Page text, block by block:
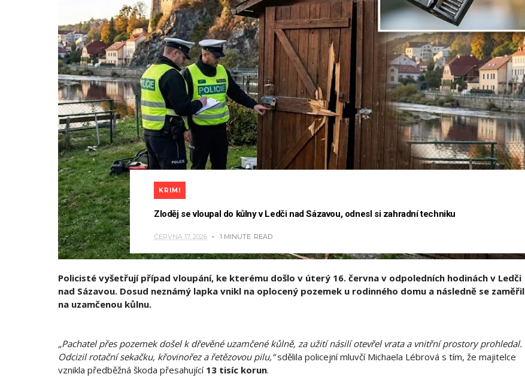
KRIMI
Zloděj se vloupal do kůlny v Ledči nad Sázavou, odnesl si zahradní techniku
ČERVNA 17, 2026 1 MINUTE READ
Policisté vyšetřují případ vloupání, ke kterému došlo v úterý 16. června v odpoledních hodinách v Ledči
nad Sázavou. Dosud neznámý lapka vnikl na oplocený pozemek u rodinného domu a následně se zaměřil
na uzamčenou kůlnu.
„Pachatel přes pozemek došel k dřevěné uzamčené kůlně, za užití násilí otevřel vrata a vnitřní prostory prohledal.
Odcizil rotační sekačku, křovinořez a řetězovou pilu,“sdělila policejní mluvčí Michaela Lébrová s tím, že majitelce
vznikla předběžná škoda přesahující 13 tisíc korun.